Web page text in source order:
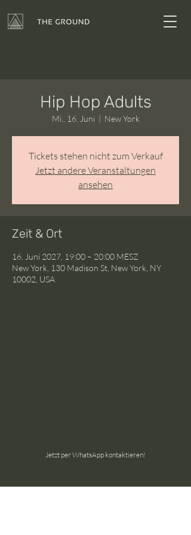
Hip Hop Adults
Mi., 16. Juni
  |
New York
Tickets stehen nicht zum Verkauf
Jetzt andere Veranstaltungen
ansehen
Zeit & Ort
16. Juni 2027, 19:00 – 20:00 MESZ
New York, 130 Madison St, New York, NY
10002, USA
Jetzt per WhatsApp kontaktieren!